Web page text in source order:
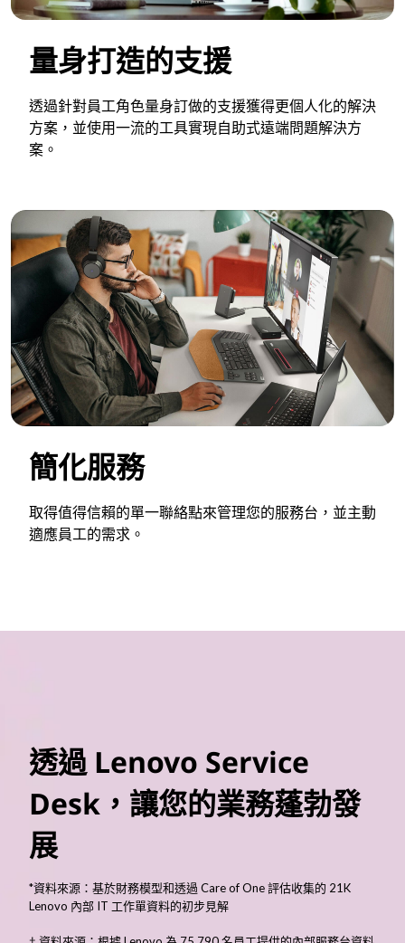
量身打造的支援
透過針對員工角色量身訂做的支援獲得更個人化的解決
方案，並使用一流的工具實現自助式遠端問題解決方
案。
簡化服務
取得值得信賴的單一聯絡點來管理您的服務台，並主動
適應員工的需求。
透過 Lenovo Service
Desk，讓您的業務蓬勃發
展
*資料來源：基於財務模型和透過 Care of One 評估收集的 21K
Lenovo 內部 IT 工作單資料的初步見解